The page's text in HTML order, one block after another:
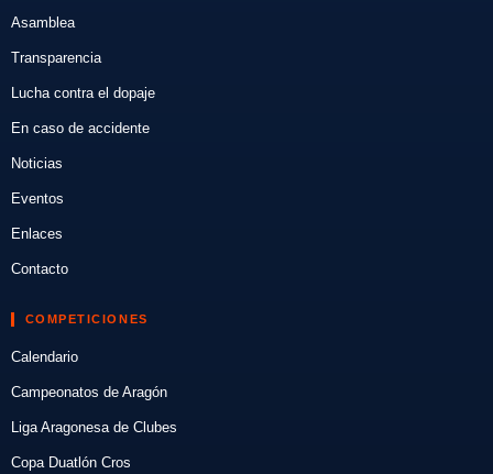
Asamblea
Transparencia
Lucha contra el dopaje
En caso de accidente
Noticias
Eventos
Enlaces
Contacto
COMPETICIONES
Calendario
Campeonatos de Aragón
Liga Aragonesa de Clubes
Copa Duatlón Cros